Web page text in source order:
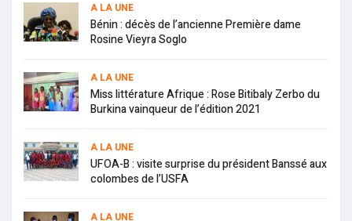
A LA UNE
Bénin : décès de l’ancienne Première dame
Rosine Vieyra Soglo
A LA UNE
Miss littérature Afrique : Rose Bitibaly Zerbo du
Burkina vainqueur de l’édition 2021
A LA UNE
UFOA-B : visite surprise du président Banssé aux
colombes de l’USFA
A LA UNE